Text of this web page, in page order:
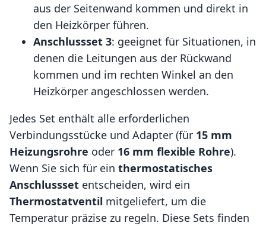
aus der Seitenwand kommen und direkt in
den Heizkörper führen.
Anschlussset 3: geeignet für Situationen, in
denen die Leitungen aus der Rückwand
kommen und im rechten Winkel an den
Heizkörper angeschlossen werden.
Jedes Set enthält alle erforderlichen
Verbindungsstücke und Adapter (für 15 mm
Heizungsrohre oder 16 mm flexible Rohre).
Wenn Sie sich für ein thermostatisches
Anschlussset entscheiden, wird ein
Thermostatventil mitgeliefert, um die
Temperatur präzise zu regeln. Diese Sets finden